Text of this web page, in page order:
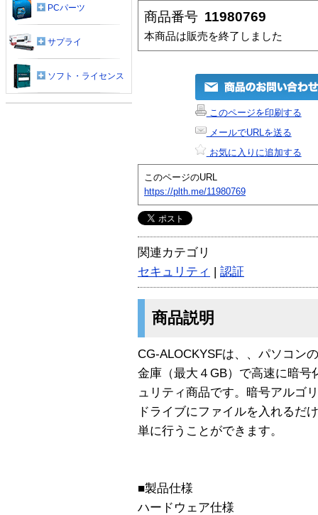
商品番号 11980769
本商品は販売を終了しました
このページを印刷する
メールでURLを送る
お気に入りに追加する
このページのURL
https://plth.me/11980769
関連カテゴリ
セキュリティ | 認証
商品説明
CG-ALOCKYSFは、、パソコン
金庫（最大４GB）で高速に暗
ュリティ商品です。暗号アルゴ
ドライブにファイルを入れるだ
単に行うことができます。
■製品仕様
ハードウェア仕様
PCパーツ
サプライ
ソフト・ライセンス